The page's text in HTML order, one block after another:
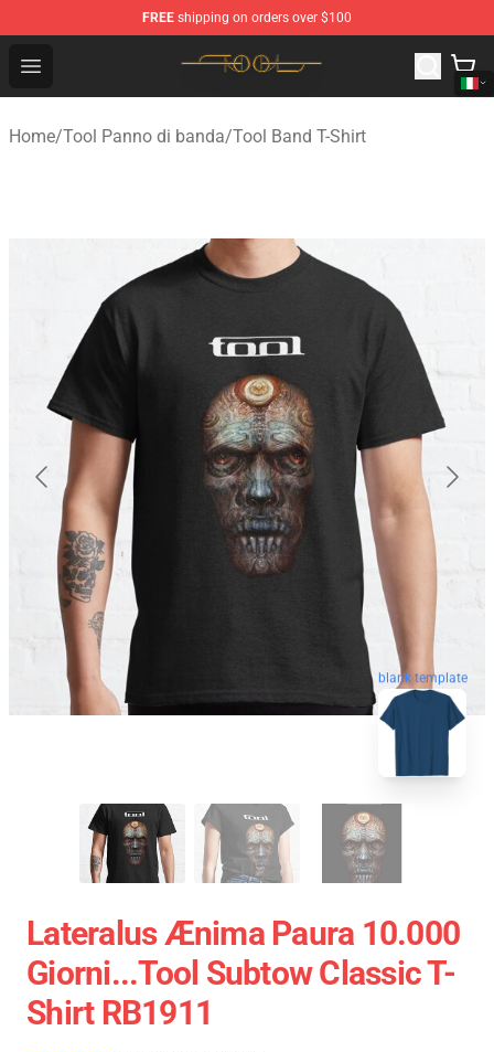
FREE shipping on orders over $100
Open menu
Tool Store - Official Tool Merchandise Shop
Home/Tool Panno di banda/Tool Band T-Shirt
blank template
Lateralus Ænima Paura 10.000
Giorni...tool Subtow Classic T-
Shirt RB1911